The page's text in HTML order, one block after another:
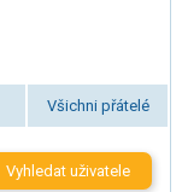
Všichni přátelé
Vyhledat uživatele